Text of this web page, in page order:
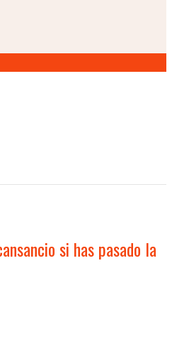
si has pasado la